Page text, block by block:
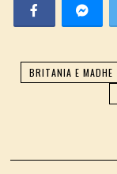
BRITANIA E MADHE